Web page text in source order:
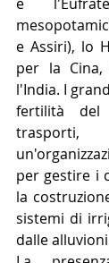
e Assiri), lo
per la
l'India. I
fertilità
trasporti,
per gestire i
la
sistemi di
dalle